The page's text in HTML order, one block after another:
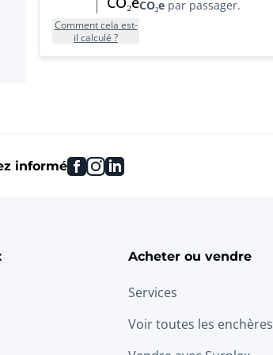
Comment cela est-
il calculé ?
CO₂e par passager.
informé facebook
instagram
linkedin
Acheter ou vendre
Services
Voir toutes les enchères